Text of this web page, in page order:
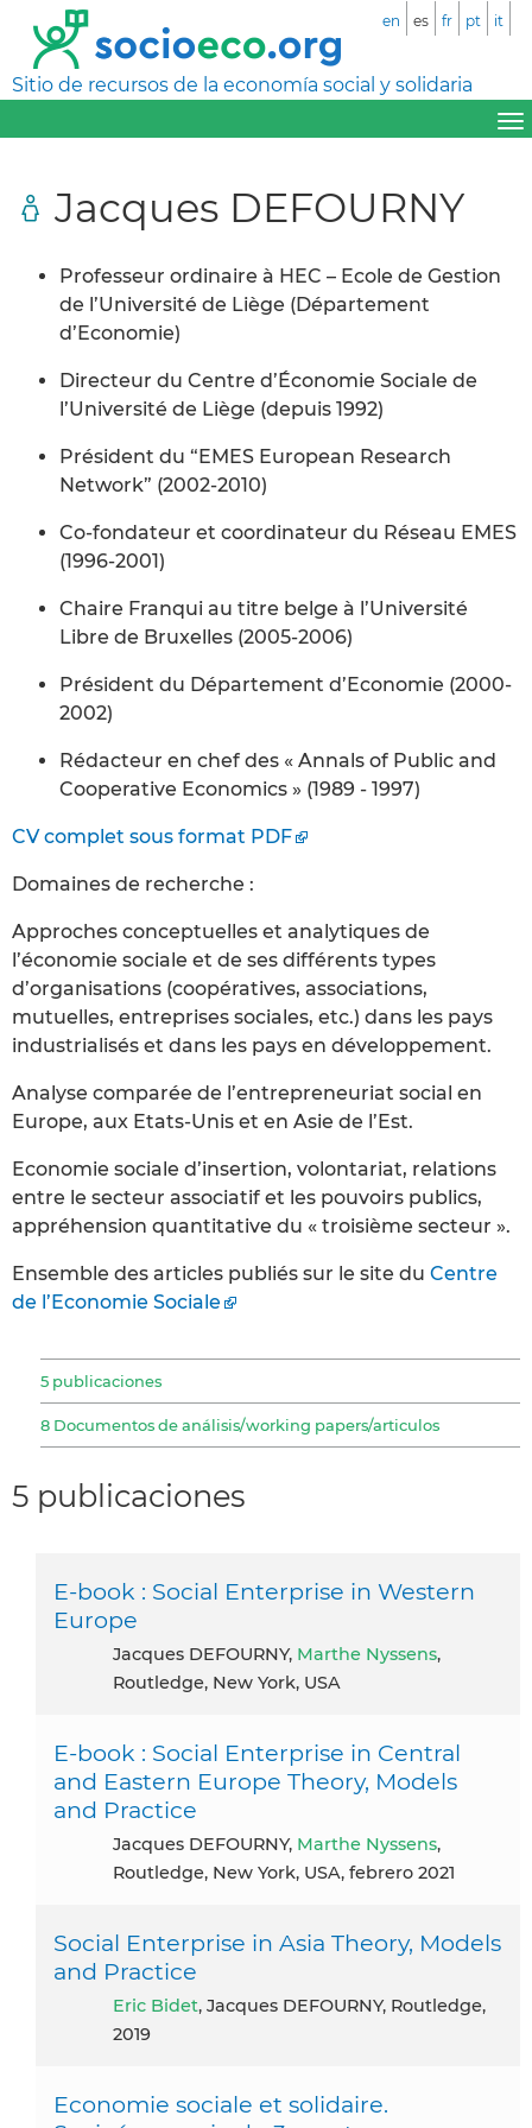
Sitio de recursos de la economía social y solidaria
en es fr pt it
Jacques DEFOURNY
Professeur ordinaire à HEC – Ecole de Gestion
de l’Université de Liège (Département
d’Economie)
Directeur du Centre d’Économie Sociale de
l’Université de Liège (depuis 1992)
Président du “EMES European Research
Network” (2002-2010)
Co-fondateur et coordinateur du Réseau EMES
(1996-2001)
Chaire Franqui au titre belge à l’Université
Libre de Bruxelles (2005-2006)
Président du Département d’Economie (2000-
2002)
Rédacteur en chef des « Annals of Public and
Cooperative Economics » (1989 - 1997)
CV complet sous format PDF
Domaines de recherche :
Approches conceptuelles et analytiques de
l’économie sociale et de ses différents types
d’organisations (coopératives, associations,
mutuelles, entreprises sociales, etc.) dans les pays
industrialisés et dans les pays en développement.
Analyse comparée de l’entrepreneuriat social en
Europe, aux Etats-Unis et en Asie de l’Est.
Economie sociale d’insertion, volontariat, relations
entre le secteur associatif et les pouvoirs publics,
appréhension quantitative du « troisième secteur ».
Ensemble des articles publiés sur le site du Centre
de l’Economie Sociale
5 publicaciones
8 Documentos de análisis/working papers/articulos
5 publicaciones
E-book : Social Enterprise in Western
Europe
Jacques DEFOURNY, Marthe Nyssens,
Routledge, New York, USA
E-book : Social Enterprise in Central
and Eastern Europe Theory, Models
and Practice
Jacques DEFOURNY, Marthe Nyssens,
Routledge, New York, USA, febrero 2021
Social Enterprise in Asia Theory, Models
and Practice
Eric Bidet, Jacques DEFOURNY, Routledge,
2019
Economie sociale et solidaire.